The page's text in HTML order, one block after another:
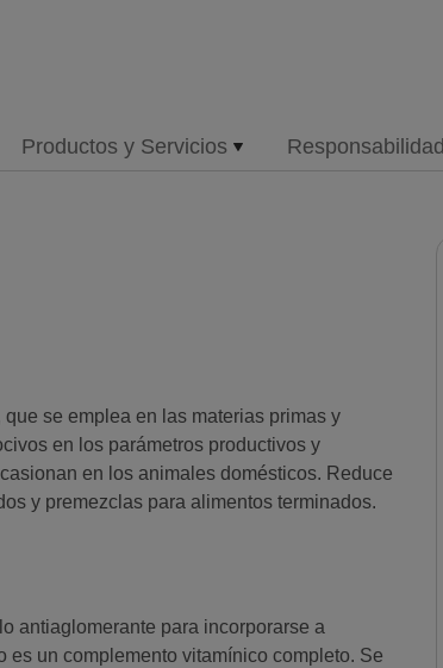
Productos y Servicios Responsabilidad
se emplea en las materias primas y
en los parámetros productivos y
en los animales domésticos. Reduce
y premezclas para alimentos terminados.
antiaglomerante para incorporarse a
un complemento vitamínico completo. Se